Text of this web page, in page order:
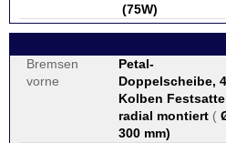
(75W)
Bremsen
vorne
Petal-
Doppelscheibe,
Kolben
radial montiert (
300 mm)